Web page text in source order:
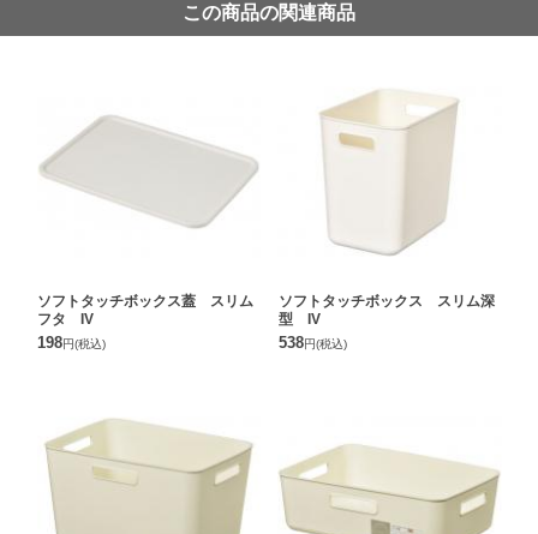
この商品の関連商品
ソフトタッチボックス蓋 スリム
フタ IV
198円(税込)
ソフトタッチボックス スリム深
型 IV
538円(税込)